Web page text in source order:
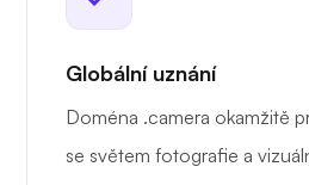
Globální uznání
Doména .camera okamžitě
se světem fotografie a